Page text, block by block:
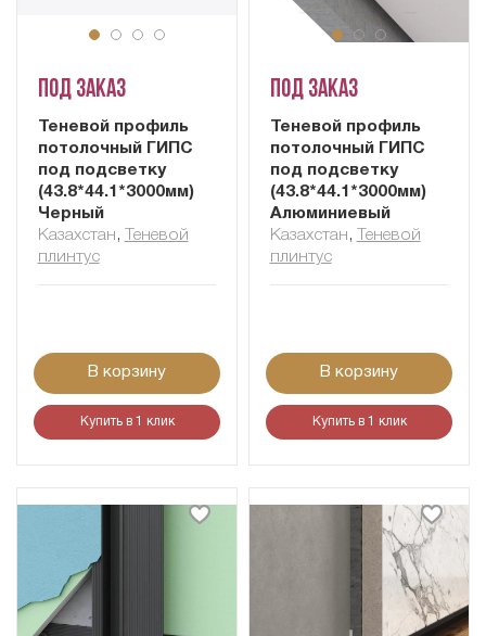
Под заказ
Теневой профиль
потолочный ГИПС
под подсветку
(43.8*44.1*3000мм)
Черный
Казахстан ,
Теневой
плинтус
В корзину
Купить в 1 клик
Под заказ
Теневой профиль
потолочный ГИПС
под подсветку
(43.8*44.1*3000мм)
Алюминиевый
Казахстан ,
Теневой
плинтус
В корзину
Купить в 1 клик